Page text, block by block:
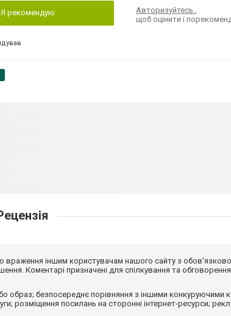
Я рекомендую Авторизуйтесь,
щоб оцінити і
враження іншим користувачам нашого сайту з
Коментарі призначені для спілкування та
образ; безпосереднє порівняння з іншими конкуруючими
розміщення посилань на сторонні інтернет-ресурси;